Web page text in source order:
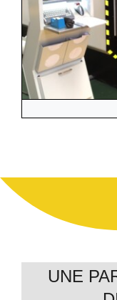
sections de
que la tôle est
zones
chargement et
traitée peuvent
l’autre zone.
UNE